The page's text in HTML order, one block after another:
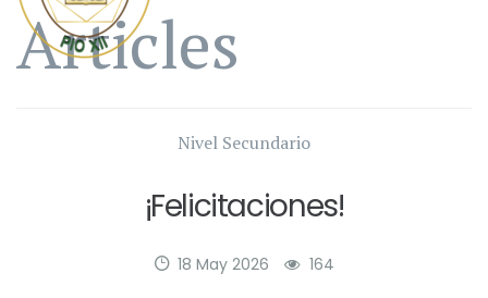
Articles
Nivel Secundario
¡Felicitaciones!
18 May 2026 164